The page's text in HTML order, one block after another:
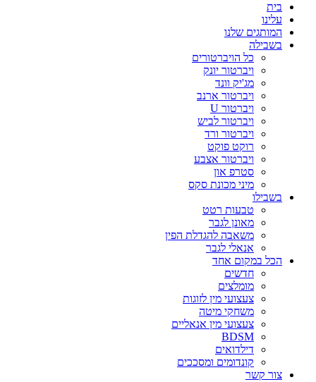
בית
עלינו
המותגים שלנו
בשבילה
כל הויברטורים
ויברטור יונק
מג'יק וונד
ויברטור ארנב
ויברטור U
ויברטור לביש
ויברטור ורד
רוקט פוקט
ויברטור אצבע
סטרפ און
מיני מכונת סקס
בשבילו
טבעות רטט
מאונן לגבר
משאבה להגדלת הפין
אנאלי לגבר
הכל במקום אחד
חדשים
מומלצים
צעצועי מין לזוגות
משחקי מיטה
צעצועי מין אנאליים
BDSM
דילדואים
קונדומים ומסככים
צור קשר